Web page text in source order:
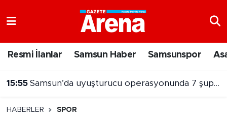
Resmi İlanlar Samsun Haber Samsunspor
15:32 NebiyanFest’te mehter coşkusu, spor heyecanı
HABERLER SPOR
Samsun Namaz Vakitleri